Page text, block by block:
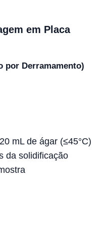
em Placa
por Derramamento)
mL de ágar (≤45°C)
da solidificação